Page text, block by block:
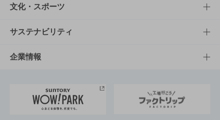
商品一覧
商品発売情報
栄養成分一覧
知る・楽しむTOP
キャンペーン
工場見学
地域情報
文化・スポーツ
文化・スポーツTOP
サントリーホール
サントリーサンバーズ大阪
サステナビリティ
サステナビリティTOP
サントリーが考えるサステナビリティ経営
企業情報
企業概要